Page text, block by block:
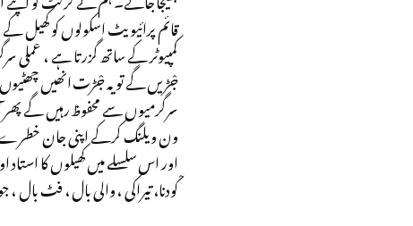
قائم پرائیویٹ اسکولوں کو کھیل
کمپیوٹر کے ساتھ گزرتا ہے ،
جْڑیں گے تو یہ جْڑت انھیں
سرگرمیوں سے محفوظ رہیں گے
ون ویلنگ کرکے اپنی جان خطرے
اور اس سلسلے میں کھیلوں کا
کْودنا، تیراکی ، والی بال ، فٹ